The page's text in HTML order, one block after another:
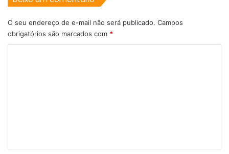
O seu endereço de e-mail não será publicado. Campos
obrigatórios são marcados com *